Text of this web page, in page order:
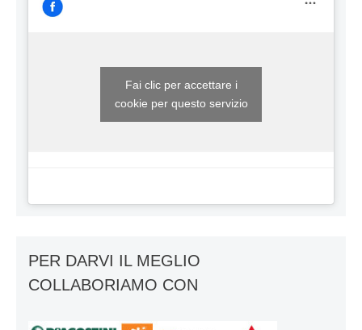
Fai clic per accettare i
cookie per questo servizio
PER DARVI IL MEGLIO
COLLABORIAMO CON